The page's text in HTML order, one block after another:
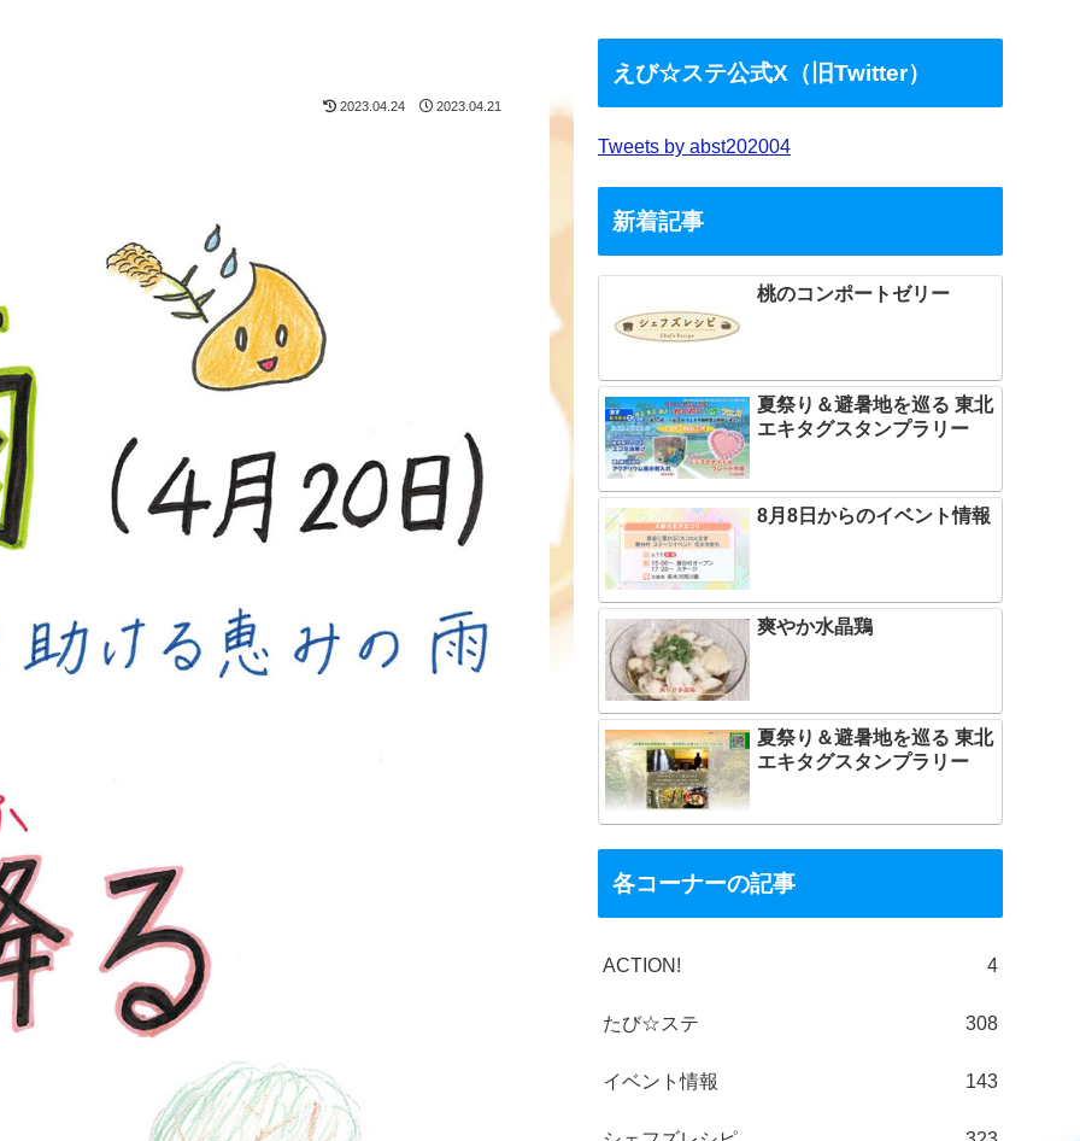
2023.04.24 2023.04.21
えび☆ステ公式X（旧Twitter）
Tweets by abst202004
新着記事
桃のコンポートゼリー
夏祭り＆避暑地を巡る 東北
エキタグスタンプラリー
8月8日からのイベント情報
爽やか水晶鶏
夏祭り＆避暑地を巡る 東北
エキタグスタンプラリー
各コーナーの記事
ACTION! 4
たび☆ステ 308
イベント情報 143